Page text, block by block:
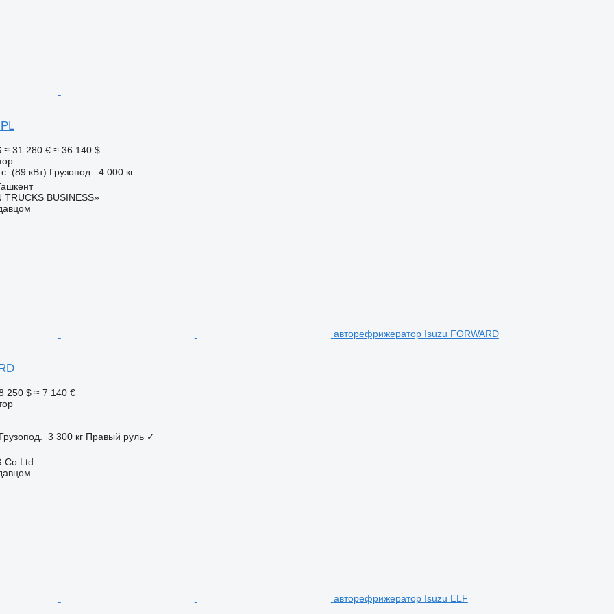
≈ 31 280 € ≈ 36 140 $
(89 кВт) Грузопод.
4 000 кг
BUSINESS»
авторефрижератор Isuzu FORWARD
250 $ ≈ 7 140 €
3 300 кг Правый руль ✓
Co Ltd
авторефрижератор Isuzu ELF